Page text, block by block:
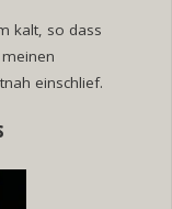
kalt, so dass
einschlief.